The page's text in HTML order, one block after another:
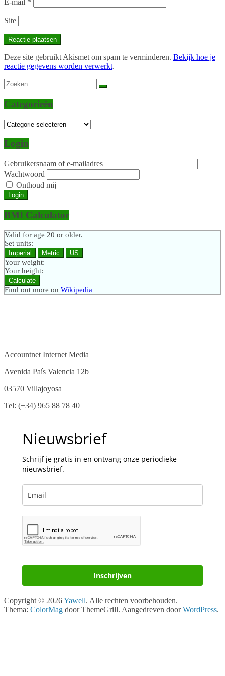
E-mail *
Site
Deze site gebruikt Akismet om spam te verminderen. Bekijk hoe je
reactie gegevens worden verwerkt.
Categorieën
Categorieën
Login
Gebruikersnaam of e-mailadres
Wachtwoord
Onthoud mij
Login
BMI Calculator
Valid for age 20 or older.
Set units:
Imperial Metric US
Your weight:
Your height:
Calculate
Find out more on Wikipedia
Accountnet Internet Media
Avenida País Valencia 12b
03570 Villajoyosa
Tel: (+34) 965 88 78 40
Nieuwsbrief
Schrijf je gratis in en ontvang onze periodieke
nieuwsbrief.
Inschrijven
Copyright © 2026Yawell. Alle rechten voorbehouden.
Thema: ColorMag door ThemeGrill. Aangedreven doorWordPress.